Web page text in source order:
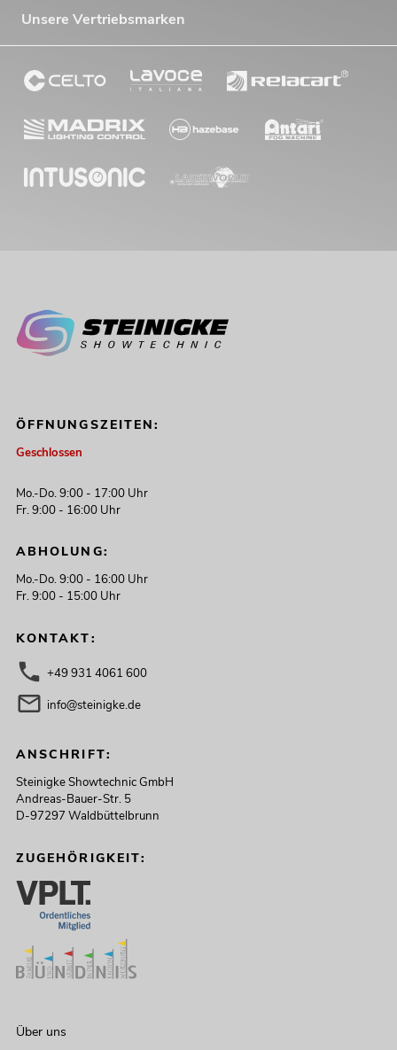
Unsere Vertriebsmarken
ÖFFNUNGSZEITEN:
Geschlossen
Mo.-Do. 9:00 - 17:00 Uhr
Fr. 9:00 - 16:00 Uhr
ABHOLUNG:
Mo.-Do. 9:00 - 16:00 Uhr
Fr. 9:00 - 15:00 Uhr
KONTAKT:
+49 931 4061 600
info@steinigke.de
ANSCHRIFT:
Steinigke Showtechnic GmbH
Andreas-Bauer-Str. 5
D-97297 Waldbüttelbrunn
ZUGEHÖRIGKEIT:
Über uns